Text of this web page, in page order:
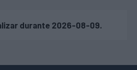
durante 2026-08-09.